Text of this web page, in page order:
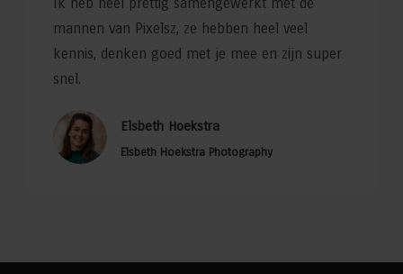
mannen van Pixelsz, ze hebben heel veel
kennis, denken goed met je mee en zijn super
snel.
Elsbeth Hoekstra
Elsbeth Hoekstra Photography